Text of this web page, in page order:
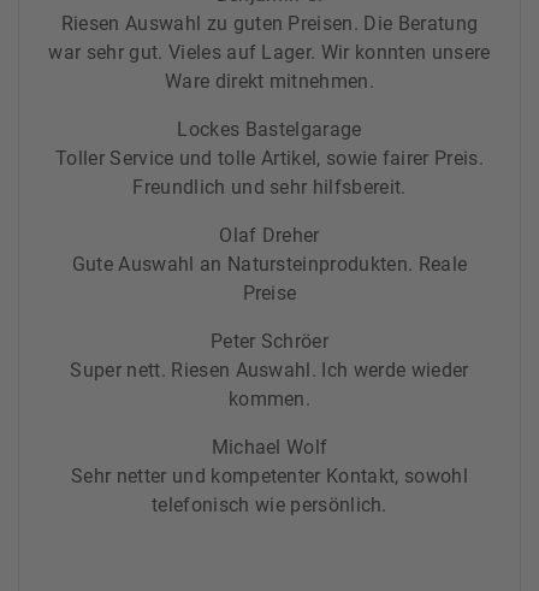
Riesen Auswahl zu guten Preisen. Die Beratung
war sehr gut. Vieles auf Lager. Wir konnten unsere
Ware direkt mitnehmen.
Lockes Bastelgarage
Toller Service und tolle Artikel, sowie fairer Preis.
Freundlich und sehr hilfsbereit.
Olaf Dreher
Gute Auswahl an Natursteinprodukten. Reale
Preise
Peter Schröer
Super nett. Riesen Auswahl. Ich werde wieder
kommen.
Michael Wolf
Sehr netter und kompetenter Kontakt, sowohl
telefonisch wie persönlich.